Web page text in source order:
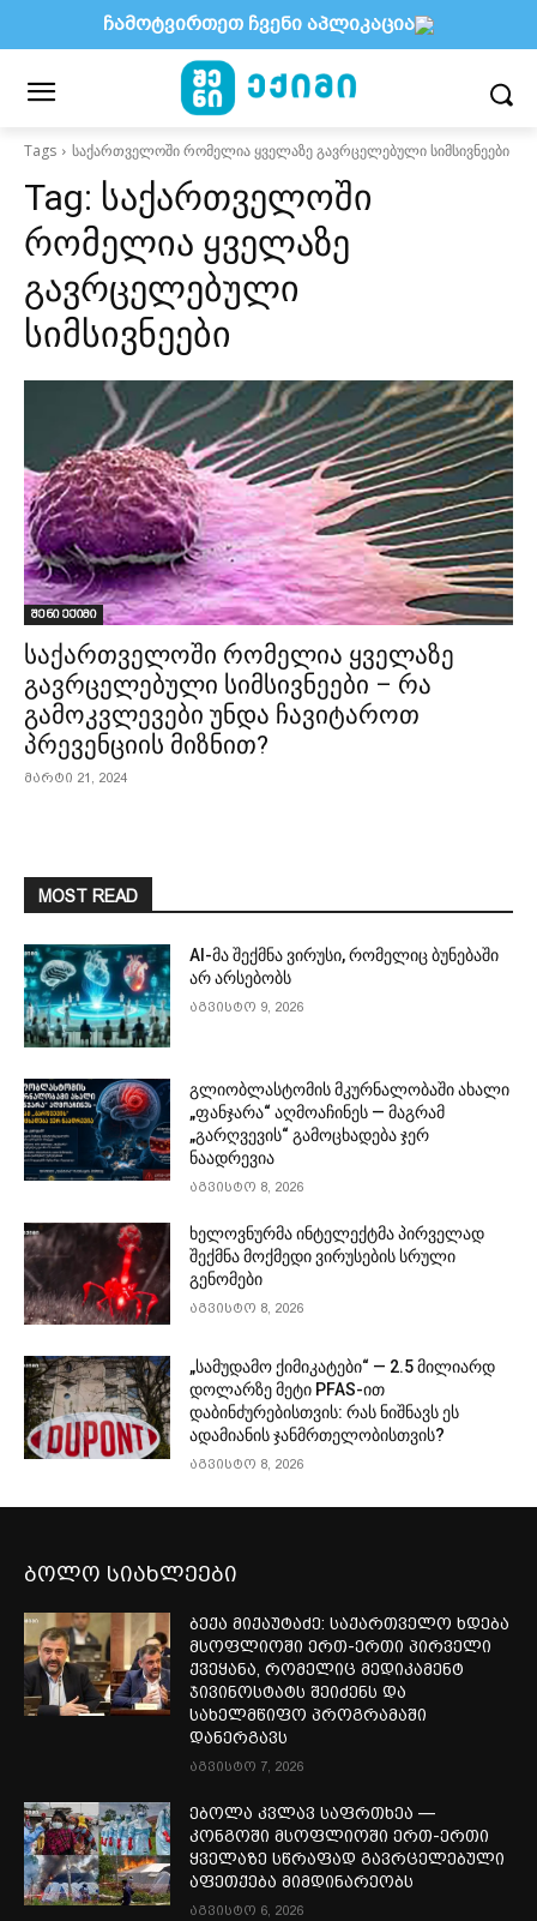
Tags საქართველოში რომელია ყველაზე გავრცელებული სიმსივნეები
Tag: საქართველოში
რომელია ყველაზე
გავრცელებული
სიმსივნეები
შენი ექიმი
საქართველოში რომელია ყველაზე
გავრცელებული სიმსივნეები – რა
გამოკვლევები უნდა ჩავიტაროთ
პრევენციის მიზნით?
მარტი 21, 2024
MOST READ
AI-მა შექმნა ვირუსი, რომელიც ბუნებაში
არ არსებობს
აგვისტო 9, 2026
გლიობლასტომის მკურნალობაში ახალი
„ფანჯარა“ აღმოაჩინეს — მაგრამ
„გარღვევის“ გამოცხადება ჯერ
ნაადრევია
აგვისტო 8, 2026
ხელოვნურმა ინტელექტმა პირველად
შექმნა მოქმედი ვირუსების სრული
გენომები
აგვისტო 8, 2026
„სამუდამო ქიმიკატები“ — 2.5 მილიარდ
დოლარზე მეტი PFAS-ით
დაბინძურებისთვის: რას ნიშნავს ეს
ადამიანის ჯანმრთელობისთვის?
აგვისტო 8, 2026
ბოლო სიახლეები
ბექა მიქაუტაძე: საქართველო ხდება
მსოფლიოში ერთ-ერთი პირველი
ქვეყანა, რომელიც მედიკამენტ
ჯივინოსტატს შეიძენს და
სახელმწიფო პროგრამაში
დანერგავს
აგვისტო 7, 2026
ებოლა კვლავ საფრთხეა —
კონგოში მსოფლიოში ერთ-ერთი
ყველაზე სწრაფად გავრცელებული
აფეთქება მიმდინარეობს
აგვისტო 6, 2026
ჩამოტვირთეთ ჩვენი აპლიკაცია